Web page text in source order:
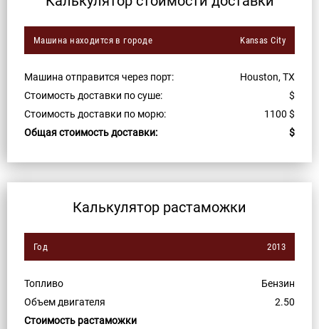
Машина находится в городе Kansas City
Машина отправится через порт:
Houston, TX
Стоимость доставки по суше:
$
Стоимость доставки по морю:
1100 $
Общая стоимость доставки:
$
Калькулятор растаможки
Год 2013
Топливо
Бензин
Объем двигателя
2.50
Стоимость растаможки